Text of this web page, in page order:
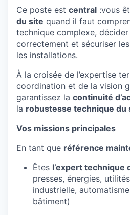
Ce poste est central :vous
du site quand il faut
technique complexe,
correctement et sécuriser
les installations.
À la croisée de l’expertise
coordination et de la vision
garantissez la continuité
la robustesse technique du
Vos missions principales
En tant que référence
Êtes l’expert technique
presses, énergies,
industrielle,
bâtiment)